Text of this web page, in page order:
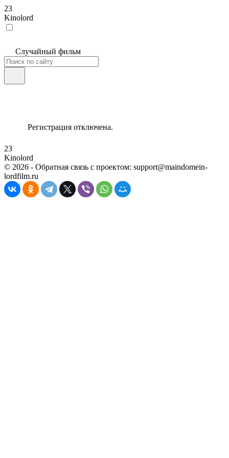
23
Kinolord
Случайный фильм
Регистрация отключена.
23
Kinolord
© 2026 - Обратная связь с проектом: support@maindomein-
lordfilm.ru